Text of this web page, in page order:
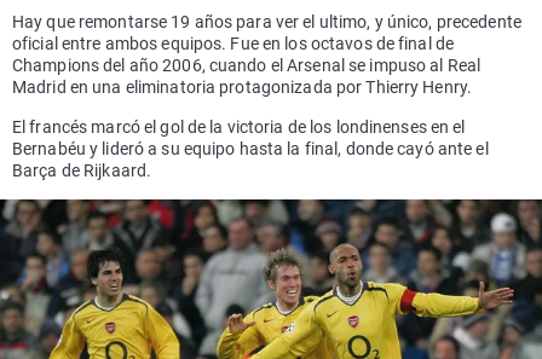
Hay que remontarse 19 años para ver el ultimo, y único, precedente
oficial entre ambos equipos. Fue en los octavos de final de
Champions del año 2006, cuando el Arsenal se impuso al Real
Madrid en una eliminatoria protagonizada por Thierry Henry.
El francés marcó el gol de la victoria de los londinenses en el
Bernabéu y lideró a su equipo hasta la final, donde cayó ante el
Barça de Rijkaard.